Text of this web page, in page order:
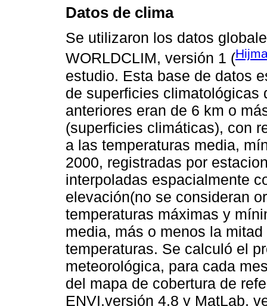
Datos de clima
Se utilizaron los datos
WORLDCLIM, versión 1 (
estudio. Esta base de datos
de superﬁcies climatológicas
anteriores eran de 6 km o
(superﬁcies climáticas), con
a las temperaturas media,
2000, registradas por
interpoladas espacialmente
elevación(no se consideran
temperaturas máximas y
media, más o menos la
temperaturas. Se calculó el
meteorológica, para cada
del mapa de cobertura de
ENVI,versión 4.8 y MatLab,